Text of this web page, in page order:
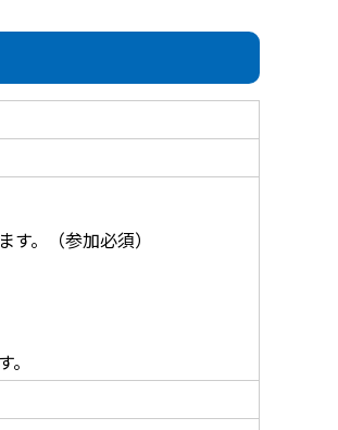
。（参加必須）